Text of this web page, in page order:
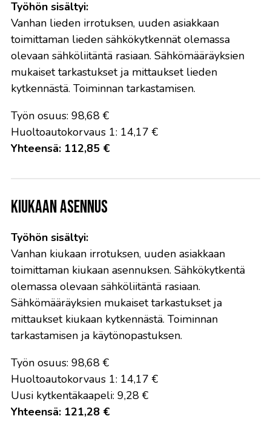
Työhön sisältyi:
Vanhan lieden irrotuksen, uuden asiakkaan
toimittaman lieden sähkökytkennät olemassa
olevaan sähköliitäntä rasiaan. Sähkömääräyksien
mukaiset tarkastukset ja mittaukset lieden
kytkennästä. Toiminnan tarkastamisen.
Työn osuus: 98,68 €
Huoltoautokorvaus 1: 14,17 €
Yhteensä: 112,85 €
Kiukaan asennus
Työhön sisältyi:
Vanhan kiukaan irrotuksen, uuden asiakkaan
toimittaman kiukaan asennuksen. Sähkökytkentä
olemassa olevaan sähköliitäntä rasiaan.
Sähkömääräyksien mukaiset tarkastukset ja
mittaukset kiukaan kytkennästä. Toiminnan
tarkastamisen ja käytönopastuksen.
Työn osuus: 98,68 €
Huoltoautokorvaus 1: 14,17 €
Uusi kytkentäkaapeli: 9,28 €
Yhteensä: 121,28 €